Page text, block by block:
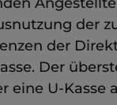
der
der
Der
eine U-Kasse